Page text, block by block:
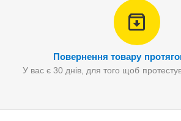
Повернення товару
У вас є 30 днів, для того щоб